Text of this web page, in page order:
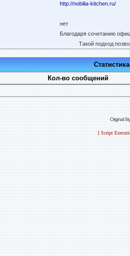
http://nobilia-kitchen.ru/
нет
Благодаря сочетанию
Такой подход
Кол-во сообщений
Original
[ Script